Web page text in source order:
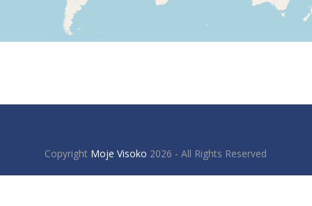
Copyright Moje Visoko 2026 - All Rights Reserved